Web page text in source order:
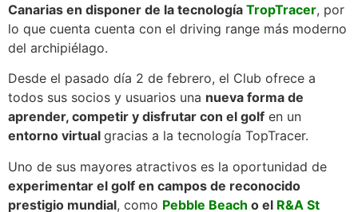
Canarias en disponer de la tecnología TropTracer, por
lo que cuenta cuenta con el driving range más moderno
del archipiélago.
Desde el pasado día 2 de febrero, el Club ofrece a
todos sus socios y usuarios una nueva forma de
aprender, competir y disfrutar con el golf en un
entorno virtual gracias a la tecnología TopTracer.
Uno de sus mayores atractivos es la oportunidad de
experimentar el golf en campos de reconocido
prestigio mundial, como Pebble Beach o el R&A St